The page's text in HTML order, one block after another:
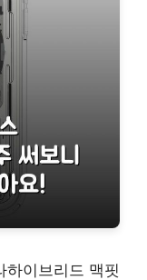
하이브리드 맥핏